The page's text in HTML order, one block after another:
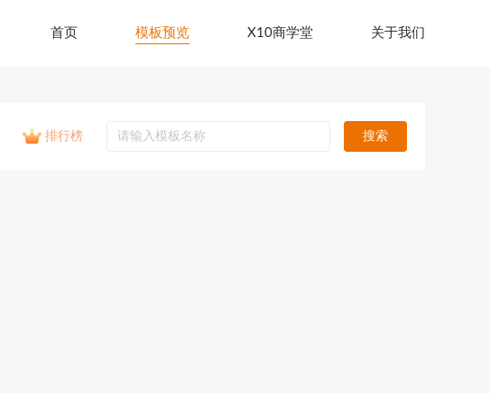
首页 模板预览 X10商学堂 关于我们
排行榜 搜索